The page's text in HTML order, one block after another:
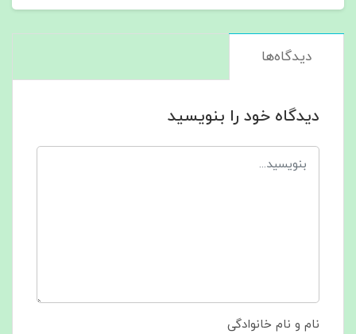
دیدگاه‌ها
دیدگاه خود را بنویسید
نام و نام خانوادگی